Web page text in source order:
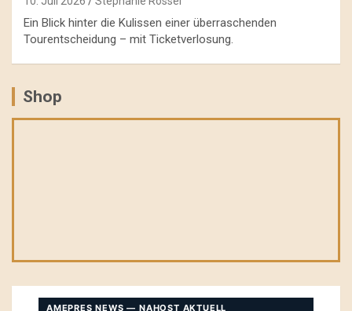
Ein Blick hinter die Kulissen einer überraschenden
Tourentscheidung – mit Ticketverlosung.
Shop